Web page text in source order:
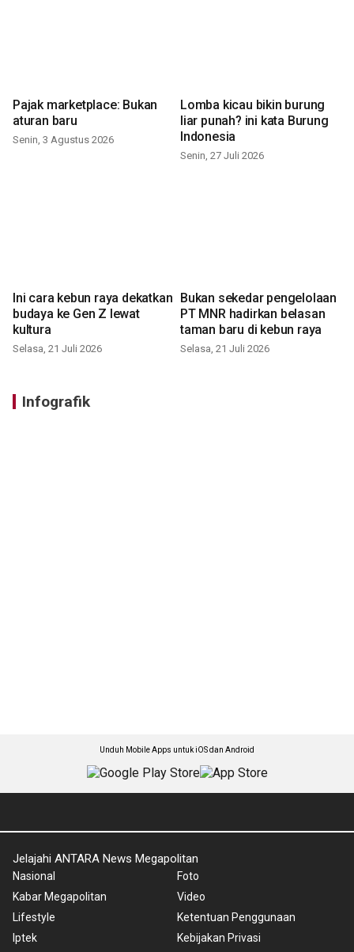
Pajak marketplace: Bukan
aturan baru
Senin, 3 Agustus 2026
Lomba kicau bikin burung
liar punah? ini kata Burung
Indonesia
Senin, 27 Juli 2026
Ini cara kebun raya dekatkan
budaya ke Gen Z lewat
kultura
Selasa, 21 Juli 2026
Bukan sekedar pengelolaan
PT MNR hadirkan belasan
taman baru di kebun raya
Selasa, 21 Juli 2026
Infografik
Unduh Mobile Apps untuk iOS dan Android
Jelajahi ANTARA News Megapolitan
Nasional
Kabar Megapolitan
Lifestyle
Iptek
Foto
Video
Ketentuan Penggunaan
Kebijakan Privasi